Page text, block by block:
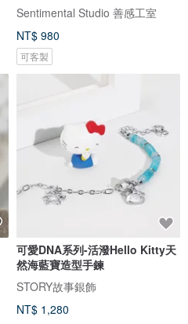
Sentimental Studio 善感工室
NT$ 980
可客製
可愛DNA系列-活潑Hello Kitty天
然海藍寶造型手鍊
STORY故事銀飾
NT$ 1,280